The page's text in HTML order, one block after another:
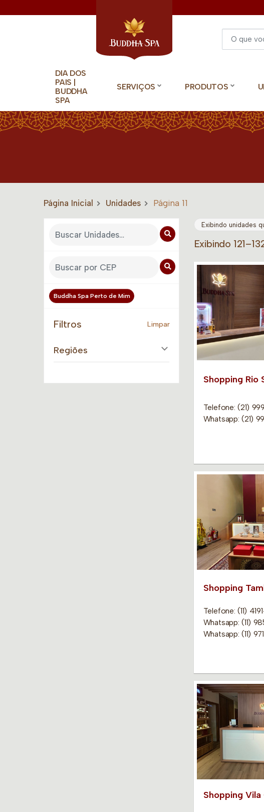
DIA DOS
PAIS |
BUDDHA
SPA
SERVIÇOS PRODUTOS
Página Inicial Unidades Página 11
Buddha Spa Perto de Mim
Filtros Limpar
Regiões
Exibindo unidades
Exibindo
Shopping Rio
Telefone: (21)
Whatsapp: (21)
Shopping
Telefone: (11)
Whatsapp: (11)
Whatsapp: (11)
Shopping Vila